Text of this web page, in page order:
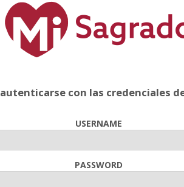
con las credenciales
USERNAME
PASSWORD